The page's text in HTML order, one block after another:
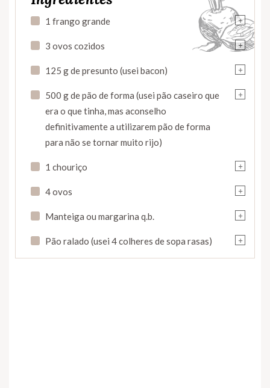
+
1 frango grande
+
3 ovos cozidos
+
125 g de presunto (usei bacon)
+
500 g de pão de forma (usei pão caseiro que
era o que tinha, mas aconselho
definitivamente a utilizarem pão de forma
para não se tornar muito rijo)
+
1 chouriço
+
4 ovos
+
Manteiga ou margarina q.b.
+
Pão ralado (usei 4 colheres de sopa rasas)